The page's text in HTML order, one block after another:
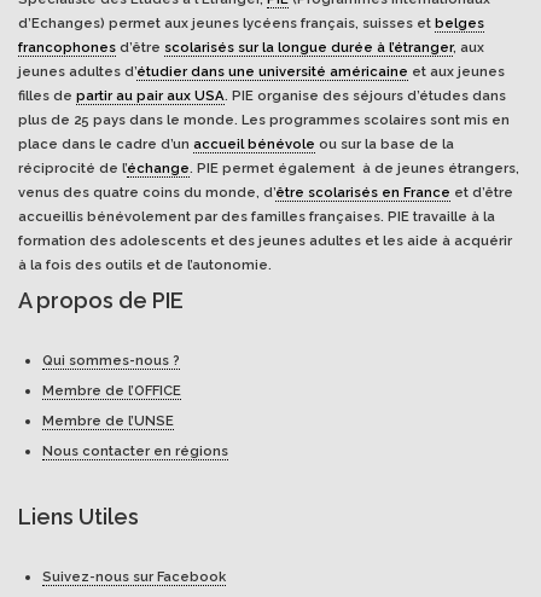
d’Echanges) permet aux jeunes lycéens français, suisses et belges
francophones d’être scolarisés sur la longue durée à l’étranger, aux
jeunes adultes d’étudier dans une université américaine et aux jeunes
filles de partir au pair aux USA. PIE organise des séjours d’études dans
plus de 25 pays dans le monde. Les programmes scolaires sont mis en
place dans le cadre d’un accueil bénévole ou sur la base de la
réciprocité de l’échange. PIE permet également à de jeunes étrangers,
venus des quatre coins du monde, d’être scolarisés en France et d’être
accueillis bénévolement par des familles françaises. PIE travaille à la
formation des adolescents et des jeunes adultes et les aide à acquérir
à la fois des outils et de l’autonomie.
A propos de PIE
Qui sommes-nous ?
Membre de l’OFFICE
Membre de l’UNSE
Nous contacter en régions
Liens Utiles
Suivez-nous sur Facebook